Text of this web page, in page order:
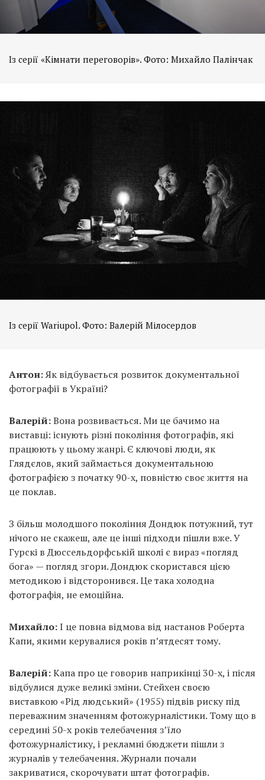
Із серії «Кімнати переговорів». Фото: Михайло Палінчак
Із серії Wariupol. Фото: Валерій Мілосердов
Антон:Як відбувається розвиток документальної
фотографії в Україні?
Валерій:Вона розвивається. Ми це бачимо на
виставці: існують різні покоління фотографів, які
працюють у цьому жанрі. Є ключові люди, як
Глядєлов, який займається документальною
фотографією з початку 90-х, повністю своє життя на
це поклав.
З більш молодшого покоління Дондюк потужний, тут
нічого не скажеш, але це інші підходи пішли вже. У
Гурскі в Дюссельдорфській школі є вираз «погляд
бога» — погляд згори. Дондюк скористався цією
методикою і відсторонився. Це така холодна
фотографія, не емоційна.
Михайло:І це повна відмова від настанов Роберта
Капи, якими керувалися років п’ятдесят тому.
Валерій:Капа про це говорив наприкінці 30-х, і після
відбулися дуже великі зміни. Стейхен своєю
виставкою «Рід людський» (1955) підвів риску під
переважним значенням фотожурналістики. Тому що в
середині 50-х років телебачення з’їло
фотожурналістику, і рекламні бюджети пішли з
журналів у телебачення. Журнали почали
закриватися, скорочувати штат фотографів.